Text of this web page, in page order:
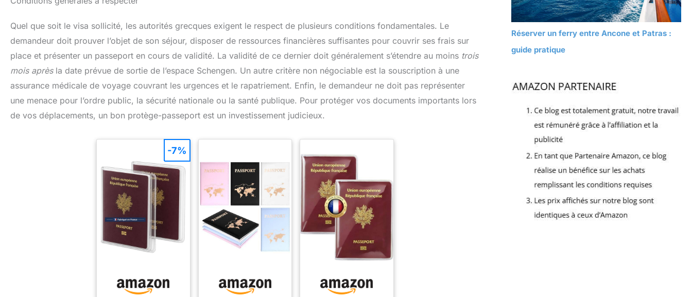
Quel que soit le visa sollicité, les autorités grecques exigent le respect de plusieurs conditions fondamentales. Le
demandeur doit prouver l’objet de son séjour, disposer de ressources financières suffisantes pour couvrir ses frais sur
place et présenter un passeport en cours de validité. La validité de ce dernier doit généralement s’étendre au moins trois
mois aprèsla date prévue de sortie de l’espace Schengen. Un autre critère non négociable est la souscription à une
assurance médicale de voyage couvrant les urgences et le rapatriement. Enfin, le demandeur ne doit pas représenter
une menace pour l’ordre public, la sécurité nationale ou la santé publique. Pour protéger vos documents importants lors
de vos déplacements, un bon protège-passeport est un investissement judicieux.
-7%
Réserver un ferry entre Ancone et Patras :
guide pratique